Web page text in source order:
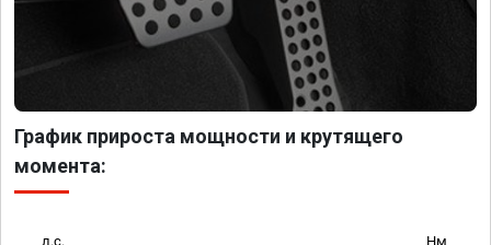
График прироста мощности и крутящего
момента:
л.с. Нм